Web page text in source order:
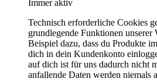
Immer aktiv
Technisch erforderliche Cookies
grundlegende Funktionen unserer
Beispiel dazu, dass du Produkte
dich in dein Kundenkonto
auf dich ist für uns dadurch nicht
anfallende Daten werden niemals